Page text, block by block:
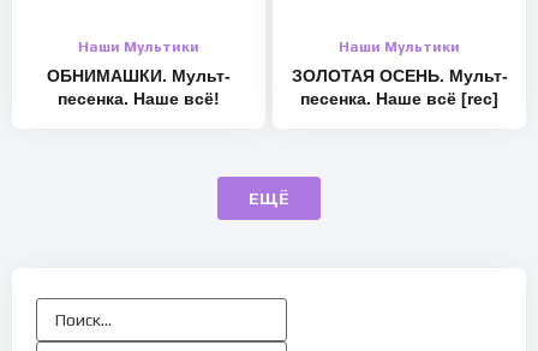
Наши Мультики
ОБНИМАШКИ. Мульт-
песенка. Наше всё!
Наши Мультики
ЗОЛОТАЯ ОСЕНЬ. Мульт-
песенка. Наше всё [rec]
ЕЩЁ